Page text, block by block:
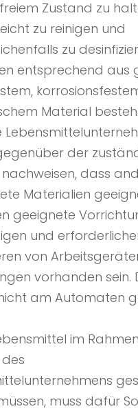
Zustand zu
zu reinigen und
zu
entsprechend aus
Material
der
dass
Materialien
geeignete
und
von
vorhanden sein.
am Automaten
im
muss dafür